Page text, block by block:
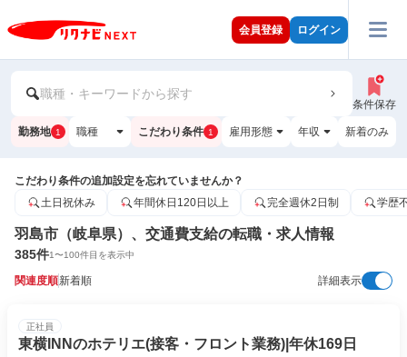
会員登録 ログイン
職種・キーワードから探す
条件保存
勤務地 1 職種 こだわり条件 1 雇用形態 年収 新着のみ
こだわり条件の追加設定を忘れていませんか？
土日祝休み
年間休日120日以上 完全週休2日制 学歴
羽島市（岐阜県）、交通費支給の転職・求人情報
385件1〜100件目を表示中
関連度順新着順 詳細表示
正社員
東横INNのホテリエ(接客・フロント業務)|年休169日